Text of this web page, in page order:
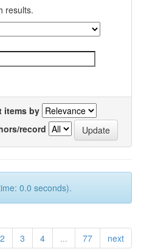
results.
items by
record
0.0 seconds).
2 3 4 ... 77 next